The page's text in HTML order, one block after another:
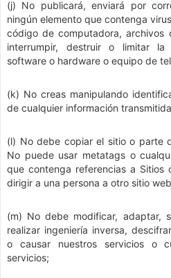
(j) No publicará, enviará por
ningún elemento que contenga
código de computadora, archivos
interrumpir, destruir o limitar la
software o hardware o equipo de
(k) No creas manipulando
de cualquier información
(l) No debe copiar el sitio o parte
No puede usar metatags o
que contenga referencias a Sitios
dirigir a una persona a otro sitio
(m) No debe modificar, adaptar,
realizar ingeniería inversa,
o causar nuestros servicios o
servicios;